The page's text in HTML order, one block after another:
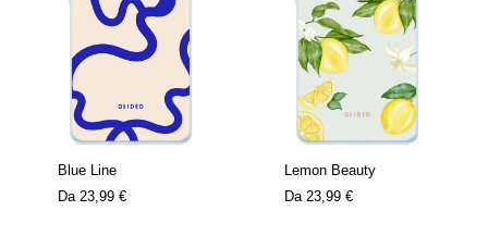
Blue Line
Da 23,99 €
Lemon Beauty
Da 23,99 €